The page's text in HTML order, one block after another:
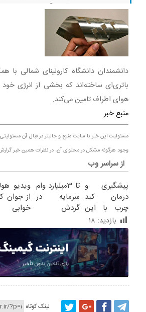
منبع و جالبتر در قبال آن مسئولیتی
صورت وجود هرگونه مشکل در محتوای آن،
گزارش دهید تا اصلاح
دانشمندان دانشگاه کارولینای شمالی با
باتری‌ای ساخته‌اند که بخشی از انرژی
هوای اطراف تامین می‌کند.
منبع خبر
مسئولیت این خبر با سایت منبع و جالبتر در قبال آن
وجود هرگونه مشکل در محتوای آن، در نظرات همین خبر
از سراسر وب
پیشگیری و
درمان کبد
چرب با این
نوشیدنی
گیاهی
تا 3میلیارد وام
سرمایه در
گردش
فروشگاهت رو
ثبت کن
ویدیو
از جوان
آموزش
بازدید: ۱۸
لینک کوتاه